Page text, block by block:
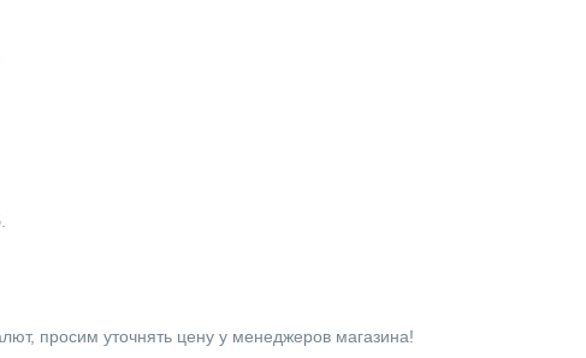
просим уточнять цену у менеджеров магазина!